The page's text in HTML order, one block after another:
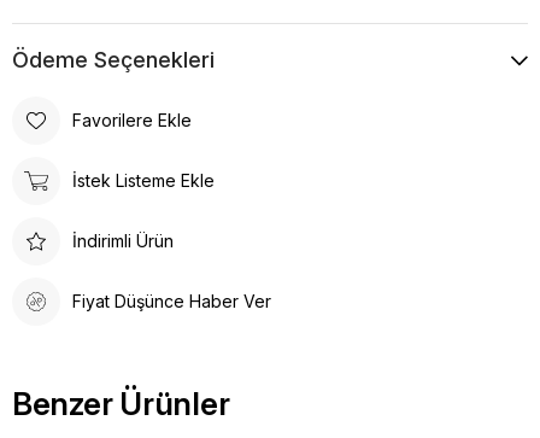
Ödeme Seçenekleri
Favorilere Ekle
İstek Listeme Ekle
İndirimli Ürün
Fiyat Düşünce Haber Ver
Benzer Ürünler